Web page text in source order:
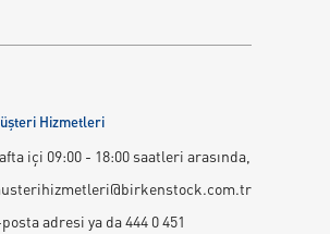
Hizmetleri
içi 09:00 - 18:00 saatleri arasında,
adresi ya da 444 0 451